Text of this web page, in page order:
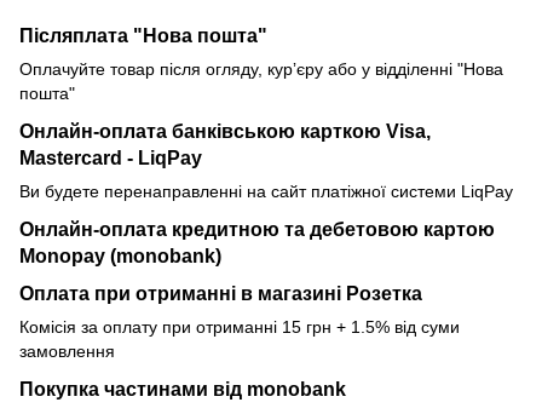
Післяплата "Нова пошта"
Оплачуйте товар після огляду, курʼєру або у відділенні "Нова
пошта"
Онлайн-оплата банківською карткою Visa,
Mastercard - LiqPay
Ви будете перенаправленні на сайт платіжної системи LiqPay
Онлайн-оплата кредитною та дебетовою картою
Monopay (monobank)
Оплата при отриманні в магазині Розетка
Комісія за оплату при отриманні 15 грн + 1.5% від суми
замовлення
Покупка частинами від monobank